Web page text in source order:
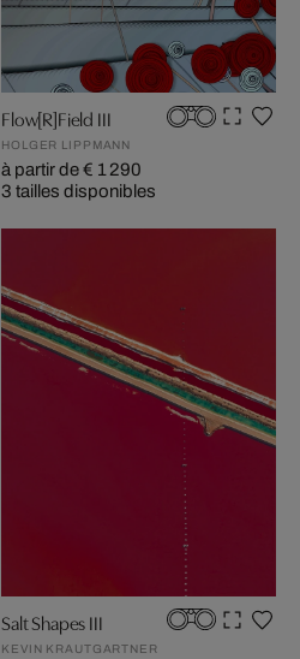
Flow[R]Field III
HOLGER LIPPMANN
à partir de € 1 290
3 tailles disponibles
Salt Shapes III
KEVIN KRAUTGARTNER